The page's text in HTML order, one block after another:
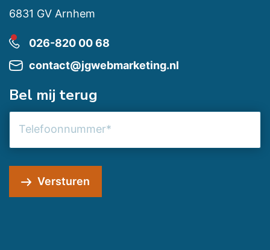
6831 GV Arnhem
026-820 00 68
contact@jgwebmarketing.nl
Bel mij terug
Versturen